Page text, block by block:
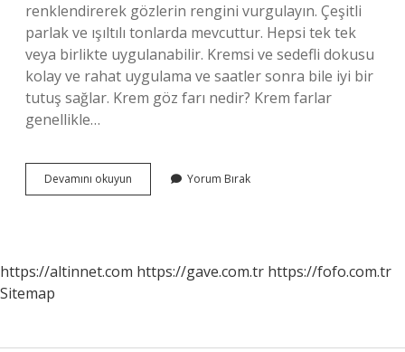
renklendirerek gözlerin rengini vurgulayın. Çeşitli
parlak ve ışıltılı tonlarda mevcuttur. Hepsi tek tek
veya birlikte uygulanabilir. Kremsi ve sedefli dokusu
kolay ve rahat uygulama ve saatler sonra bile iyi bir
tutuş sağlar. Krem göz farı nedir? Krem farlar
genellikle…
Devamını okuyun
Farı
Yorum Bırak
https://altinnet.com https://gave.com.tr https://fofo.com.tr
Sitemap